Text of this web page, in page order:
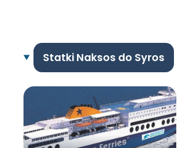
Statki Naksos do Syros